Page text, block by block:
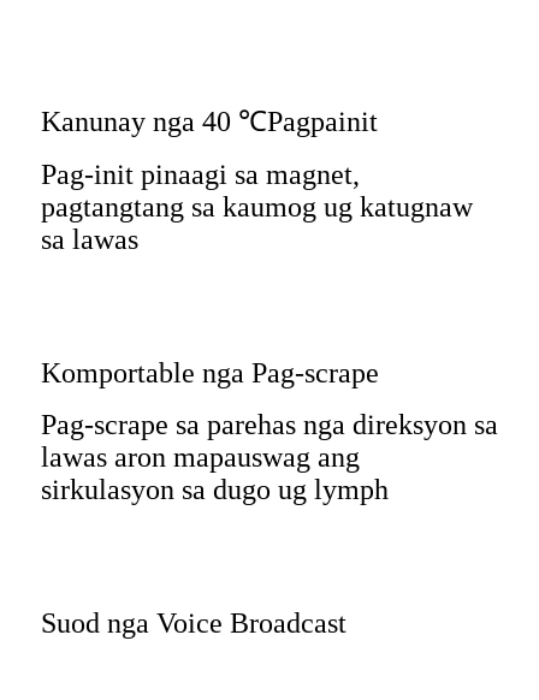
Kanunay nga 40 ℃Pagpainit
Pag-init pinaagi sa magnet,
pagtangtang sa kaumog ug katugnaw
sa lawas
Komportable nga Pag-scrape
Pag-scrape sa parehas nga direksyon sa
lawas aron mapauswag ang
sirkulasyon sa dugo ug lymph
Suod nga Voice Broadcast